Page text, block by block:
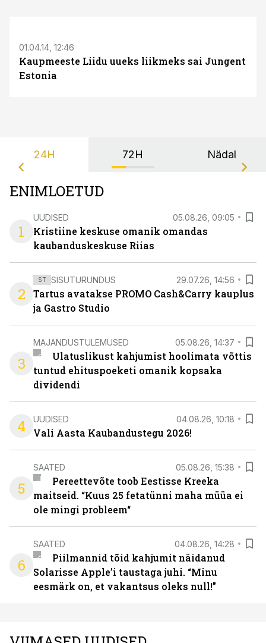
01.04.14, 12:46
Kaupmeeste Liidu uueks liikmeks sai Jungent
Estonia
24H 72H Nädal
ENIMLOETUD
1
UUDISED 05.08.26, 09:05
Kristiine keskuse omanik omandas
kaubanduskeskuse Riias
2
ST SISUTURUNDUS 29.07.26, 14:56
Tartus avatakse PROMO Cash&Carry kauplus
ja Gastro Studio
3
MAJANDUSTULEMUSED 05.08.26, 14:37
Ulatuslikust kahjumist hoolimata võttis
tuntud ehituspoeketi omanik kopsaka
dividendi
4 UUDISED 04.08.26, 10:18
Vali Aasta Kaubandustegu 2026!
5
SAATED 05.08.26, 15:38
Pereettevõte toob Eestisse Kreeka
maitseid. “Kuus 25 fetatünni maha müüa ei
ole mingi probleem“
6
SAATED 04.08.26, 14:28
Piilmannid tõid kahjumit näidanud
Solarisse Apple’i taustaga juhi. “Minu
eesmärk on, et vakantsus oleks null!”